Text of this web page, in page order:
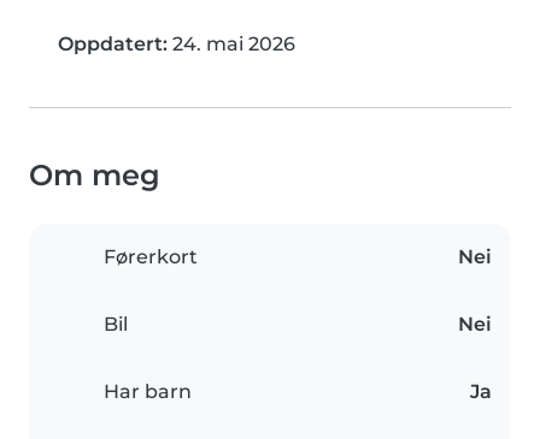
Oppdatert: 24. mai 2026
Om meg
Førerkort Nei
Bil Nei
Har barn Ja